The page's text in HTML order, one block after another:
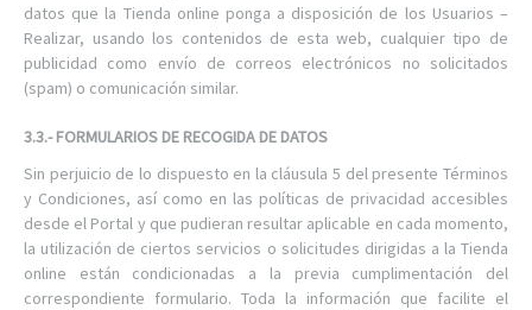
datos que la Tienda online ponga a disposición de los Usuarios –
Realizar, usando los contenidos de esta web, cualquier tipo de
publicidad como envío de correos electrónicos no solicitados
(spam) o comunicación similar.
3.3.- FORMULARIOS DE RECOGIDA DE DATOS
Sin perjuicio de lo dispuesto en la cláusula 5 del presente Términos
y Condiciones, así como en las políticas de privacidad accesibles
desde el Portal y que pudieran resultar aplicable en cada momento,
la utilización de ciertos servicios o solicitudes dirigidas a la Tienda
online están condicionadas a la previa cumplimentación del
correspondiente formulario. Toda la información que facilite el